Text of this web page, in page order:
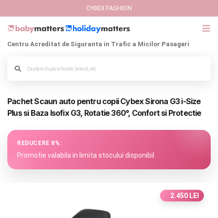
Italbaby Collections
CARUCIOARE COPII
CYBEX FASHION
Centru Acreditat de Siguranta in Trafic a Micilor Pasageri
Pachet Scaun auto pentru copii Cybex Sirona G3 i-Size
Plus si Baza Isofix G3, Rotatie 360°, Confort si Protectie
REDUCERE 8%:
Promotie valabila in limita stocului disponibil.
2.450 LEI